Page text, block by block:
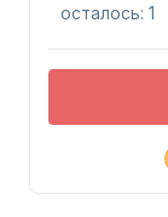
Винты
осталось: 1